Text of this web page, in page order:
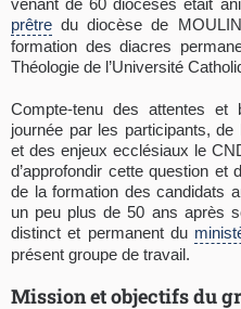
prêtre du diocèse de
formation des diacres
Théologie de l’Université
Compte-tenu des attentes
journée par les participants,
et des enjeux ecclésiaux le
d’approfondir cette question et
de la formation des candidats
un peu plus de 50 ans après
distinct et permanent du
présent groupe de travail.
Mission et objectifs du